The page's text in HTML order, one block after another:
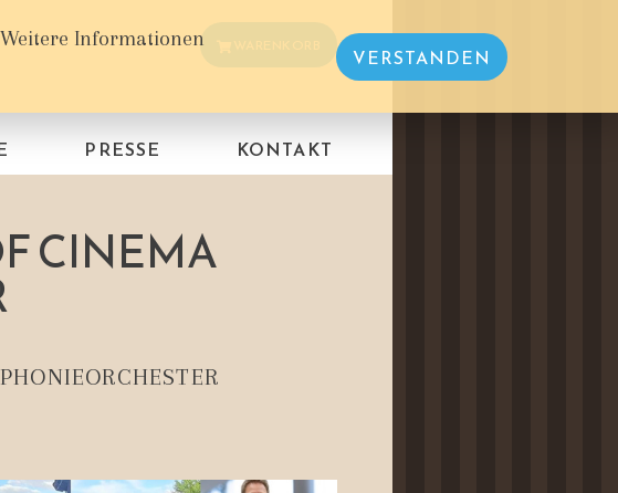
PRESSE KONTAKT
CINEMA
Informationen
VERSTANDEN